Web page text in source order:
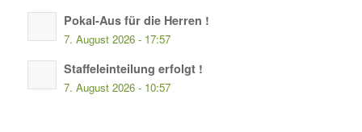
Pokal-Aus für die Herren !
7. August 2026 - 17:57
Staffeleinteilung erfolgt !
7. August 2026 - 10:57